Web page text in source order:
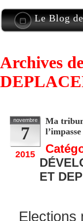
Le Blog
Archives
novembre
7
2015
Ma
ET
Elections